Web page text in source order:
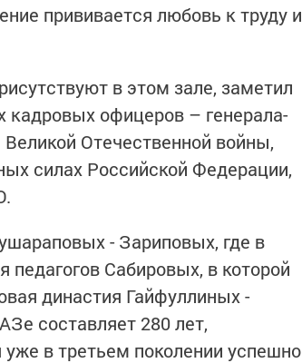
прививается любовь к труду и
в этом зале, заметил
кадровых офицеров – генерала-
Отечественной войны,
силах Российской Федерации,
- Зариповых, где в
Сабировых, в которой
династия Гайфуллиных -
составляет 280 лет,
в третьем поколении успешно